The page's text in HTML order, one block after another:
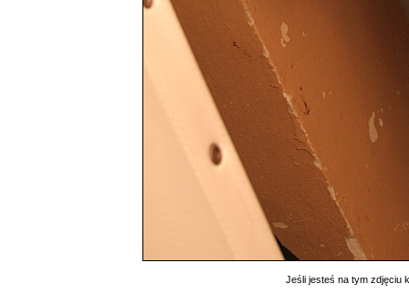
Jeśli jesteś na tym zdjęciu